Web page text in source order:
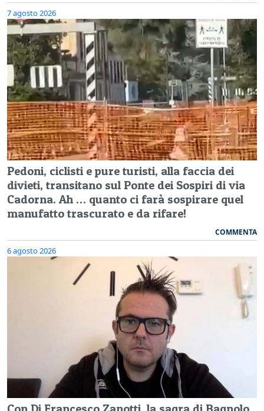
7 agosto 2026
Pedoni, ciclisti e pure turisti, alla faccia dei
divieti, transitano sul Ponte dei Sospiri di via
Cadorna. Ah … quanto ci farà sospirare quel
manufatto trascurato e da rifare!
COMMENTA
6 agosto 2026